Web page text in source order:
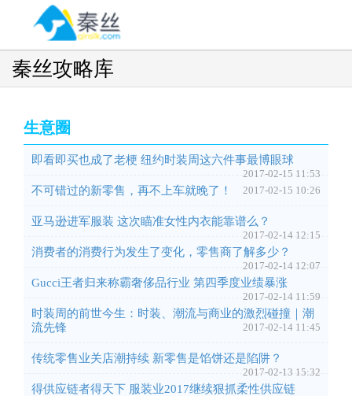
秦丝攻略库
生意圈
即看即买也成了老梗 纽约时装周这六件事最博眼球
2017-02-15 11:53
不可错过的新零售，再不上车就晚了！ 2017-02-15 10:26
亚马逊进军服装 这次瞄准女性内衣能靠谱么？
2017-02-14 12:15
消费者的消费行为发生了变化，零售商了解多少？
2017-02-14 12:07
Gucci王者归来称霸奢侈品行业 第四季度业绩暴涨
2017-02-14 11:59
时装周的前世今生：时装、潮流与商业的激烈碰撞｜潮
流先锋
2017-02-14 11:45
传统零售业关店潮持续 新零售是馅饼还是陷阱？
2017-02-13 15:32
得供应链者得天下 服装业2017继续狠抓柔性供应链